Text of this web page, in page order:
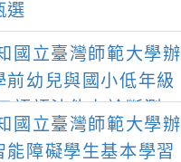
選
國立臺灣師範大學辦
前幼兒與國小低年級
語語法能力診斷測
習
國立臺灣師範大學辦
能障礙學生基本學習